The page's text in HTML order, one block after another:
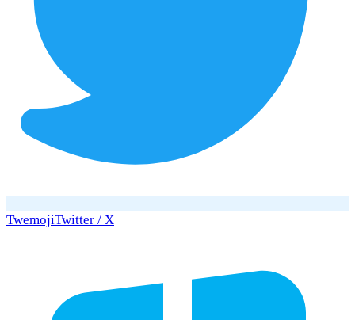
TwemojiTwitter / X